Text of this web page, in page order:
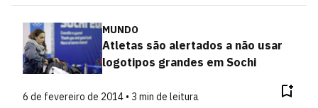
MUNDO
Atletas são alertados a não usar
logotipos grandes em Sochi
6 de fevereiro de 2014 • 3 min de leitura